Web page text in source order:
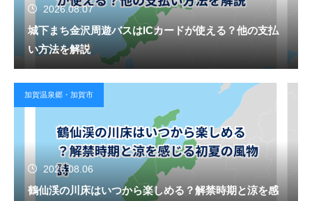
2026.08.07
城下まち金沢周遊バスはICカードが使える？他の支払
い方法を解説
加賀温泉郷・加賀市
2026.08.06
鶴仙渓の川床はいつから楽しめる？解禁時期と涼を感